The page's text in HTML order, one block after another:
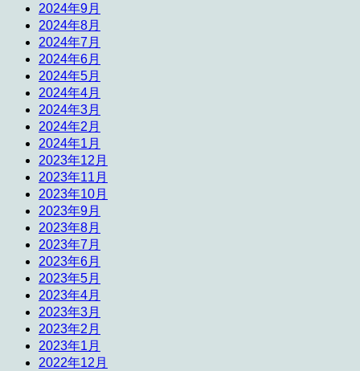
2024年9月
2024年8月
2024年7月
2024年6月
2024年5月
2024年4月
2024年3月
2024年2月
2024年1月
2023年12月
2023年11月
2023年10月
2023年9月
2023年8月
2023年7月
2023年6月
2023年5月
2023年4月
2023年3月
2023年2月
2023年1月
2022年12月